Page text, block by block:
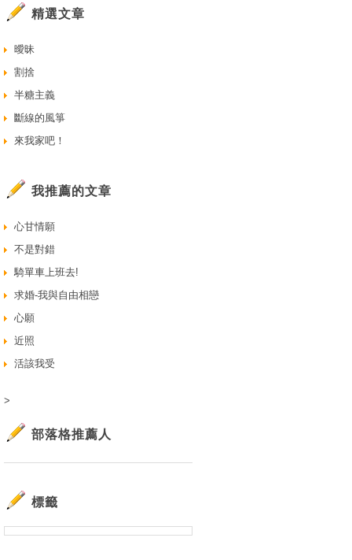
精選文章
曖昧
割捨
半糖主義
斷線的風箏
來我家吧！
我推薦的文章
心甘情願
不是對錯
騎單車上班去!
求婚-我與自由相戀
心願
近照
活該我受
>
部落格推薦人
標籤